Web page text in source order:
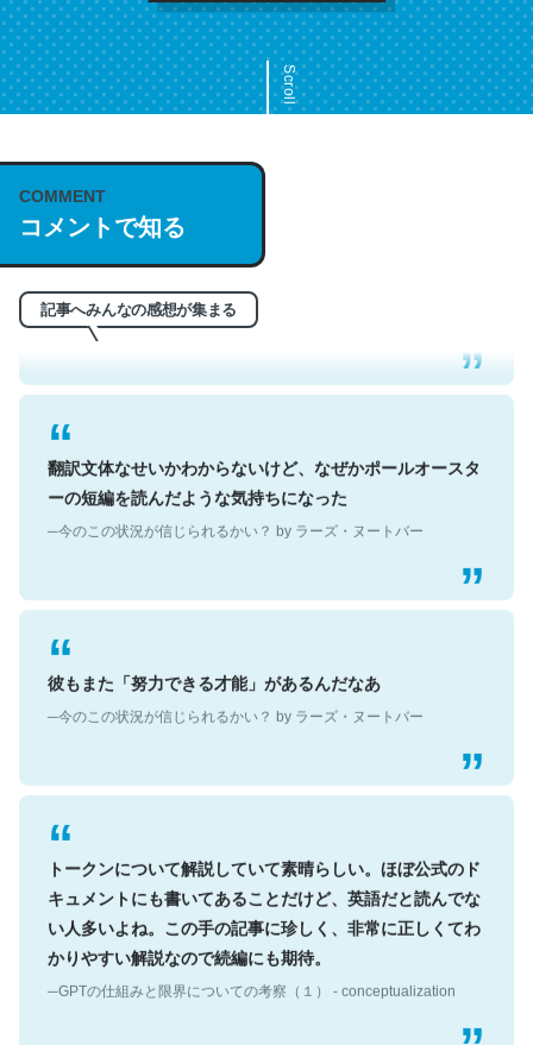
Scroll
COMMENT
コメントで知る
記事へみんなの感想が集まる
これは名文。彼はとてもクレバーなんだろうなと凄く思
う。英語少しでも読める人は原文もお勧め。自分はこの流
れ好き。Let’s Fucking Go. Then Covid hit. Shit.
─今のこの状況が信じられるかい？ by ラーズ・ヌートバー
翻訳文体なせいかわからないけど、なぜかポールオースタ
ーの短編を読んだような気持ちになった
─今のこの状況が信じられるかい？ by ラーズ・ヌートバー
彼もまた「努力できる才能」があるんだなあ
─今のこの状況が信じられるかい？ by ラーズ・ヌートバー
トークンについて解説していて素晴らしい。ほぼ公式のド
キュメントにも書いてあることだけど、英語だと読んでな
い人多いよね。この手の記事に珍しく、非常に正しくてわ
かりやすい解説なので続編にも期待。
─GPTの仕組みと限界についての考察（１） - conceptualization